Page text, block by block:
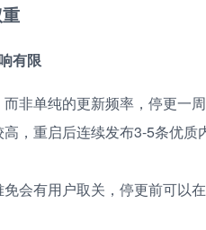
有限
非单纯的更新频率，停更一
，重启后连续发布3-5条优质
会有用户取关，停更前可以